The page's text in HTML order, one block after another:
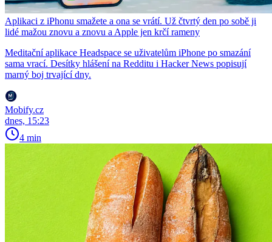
Aplikaci z iPhonu smažete a ona se vrátí. Už čtvrtý den po sobě ji
lidé mažou znovu a znovu a Apple jen krčí rameny
Meditační aplikace Headspace se uživatelům iPhone po smazání
sama vrací. Desítky hlášení na Redditu i Hacker News popisují
marný boj trvající dny.
Mobify.cz
dnes, 15:23
4 min